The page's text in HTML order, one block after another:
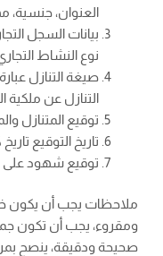
العنوان، جنسية،
بيانات السجل
نوع النشاط
صيغة التنازل
التنازل عن ملكية
توقيع المتنازل
تاريخ التوقيع
توقيع شهود على
ملاحظات يجب أن يكون
ومقروء، يجب أن تكون
صحيحة ودقيقة، ينصح